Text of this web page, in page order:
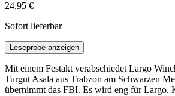
24,95 €
Sofort lieferbar
Leseprobe anzeigen
Mit einem Festakt verabschiedet Largo
Turgut Asala aus Trabzon am Schwarzen
übernimmt das FBI. Es wird eng für Largo.